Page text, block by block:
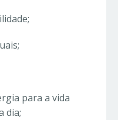
para a vida
dia;